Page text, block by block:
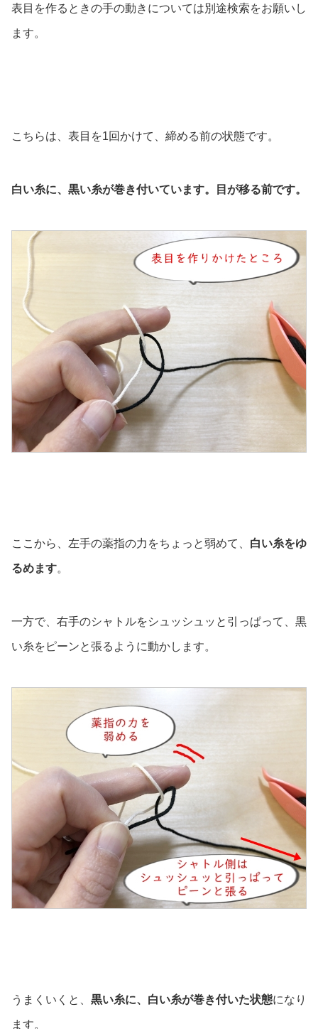
表目を作るときの手の動きについては別途検索をお願いし
ます。
こちらは、表目を1回かけて、締める前の状態です。
白い糸に、黒い糸が巻き付いています。目が移る前です。
ここから、左手の薬指の力をちょっと弱めて、 白い糸をゆ
るめます。
一方で、右手のシャトルをシュッシュッと引っぱって、黒
い糸をピーンと張るように動かします。
うまくいくと、 黒い糸に、白い糸が巻き付いた状態になり
ます。